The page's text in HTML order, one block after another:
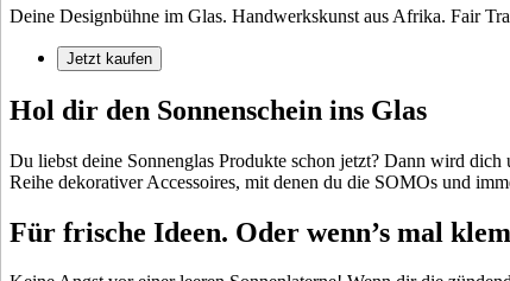
Deine Designbühne im Glas. Handwerkskunst aus Afrika. Fair
Jetzt kaufen
Hol dir den Sonnenschein ins Glas
Du liebst deine Sonnenglas Produkte schon jetzt? Dann wird dich
Reihe dekorativer Accessoires, mit denen du die SOMOs und
Für frische Ideen. Oder wenn’s mal